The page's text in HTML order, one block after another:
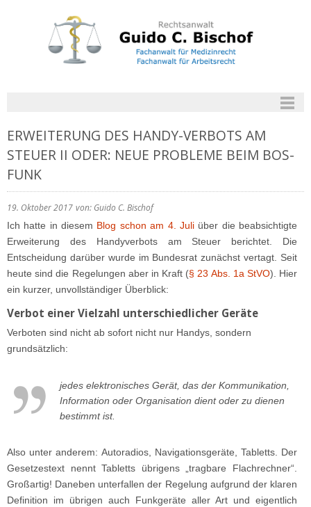
ERWEITERUNG DES HANDY-VERBOTS AM
STEUER II ODER: NEUE PROBLEME BEIM BOS-
FUNK
19. Oktober 2017 von: Guido C. Bischof
Ich hatte in diesem Blog schon am 4. Juliüber die beabsichtigte
Erweiterung des Handyverbots am Steuer berichtet. Die
Entscheidung darüber wurde im Bundesrat zunächst vertagt. Seit
heute sind die Regelungen aber in Kraft (§ 23 Abs. 1a StVO). Hier
ein kurzer, unvollständiger Überblick:
Verbot einer Vielzahl unterschiedlicher Geräte
Verboten sind nicht ab sofort nicht nur Handys, sondern
grundsätzlich:
jedes elektronisches Gerät, das der Kommunikation,
Information oder Organisation dient oder zu dienen
bestimmt ist.
Also unter anderem: Autoradios, Navigationsgeräte, Tabletts. Der
Gesetzestext nennt Tabletts übrigens „tragbare Flachrechner“.
Großartig! Daneben unterfallen der Regelung aufgrund der klaren
Definition im übrigen auch Funkgeräte aller Art und eigentlich